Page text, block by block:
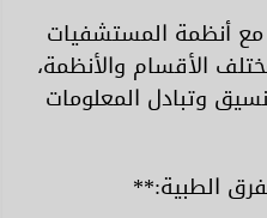
مع أنظمة المستشفيات
الأقسام والأنظمة،
وتبادل المعلومات